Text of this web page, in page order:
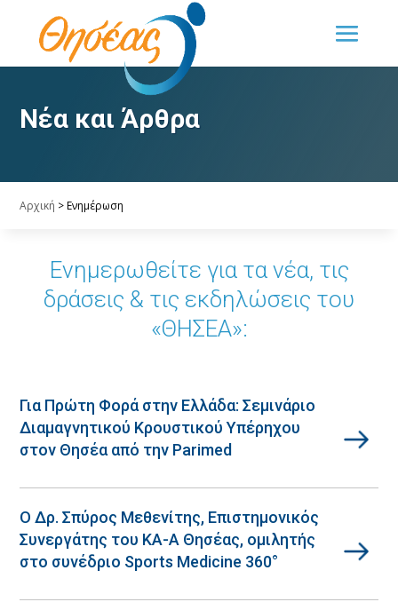
Νέα και Άρθρα
Αρχική >Ενημέρωση
Ενημερωθείτε για τα νέα, τις
δράσεις & τις εκδηλώσεις του
«ΘΗΣΕΑ»:
Για Πρώτη Φορά στην Ελλάδα: Σεμινάριο
Διαμαγνητικού Κρουστικού Υπέρηχου
στον Θησέα από την Parimed
Ο Δρ. Σπύρος Μεθενίτης, Επιστημονικός
Συνεργάτης του ΚΑ-Α Θησέας, ομιλητής
στο συνέδριο Sports Medicine 360°